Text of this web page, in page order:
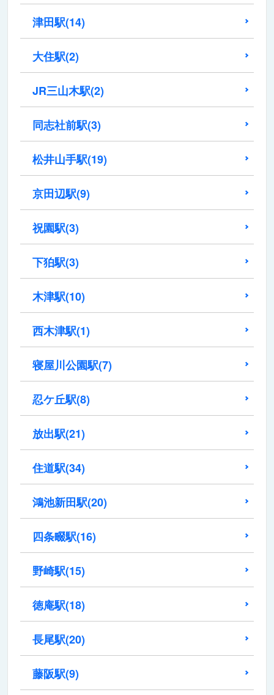
津田駅(14)
大住駅(2)
JR三山木駅(2)
同志社前駅(3)
松井山手駅(19)
京田辺駅(9)
祝園駅(3)
下狛駅(3)
木津駅(10)
西木津駅(1)
寝屋川公園駅(7)
忍ケ丘駅(8)
放出駅(21)
住道駅(34)
鴻池新田駅(20)
四条畷駅(16)
野崎駅(15)
徳庵駅(18)
長尾駅(20)
藤阪駅(9)